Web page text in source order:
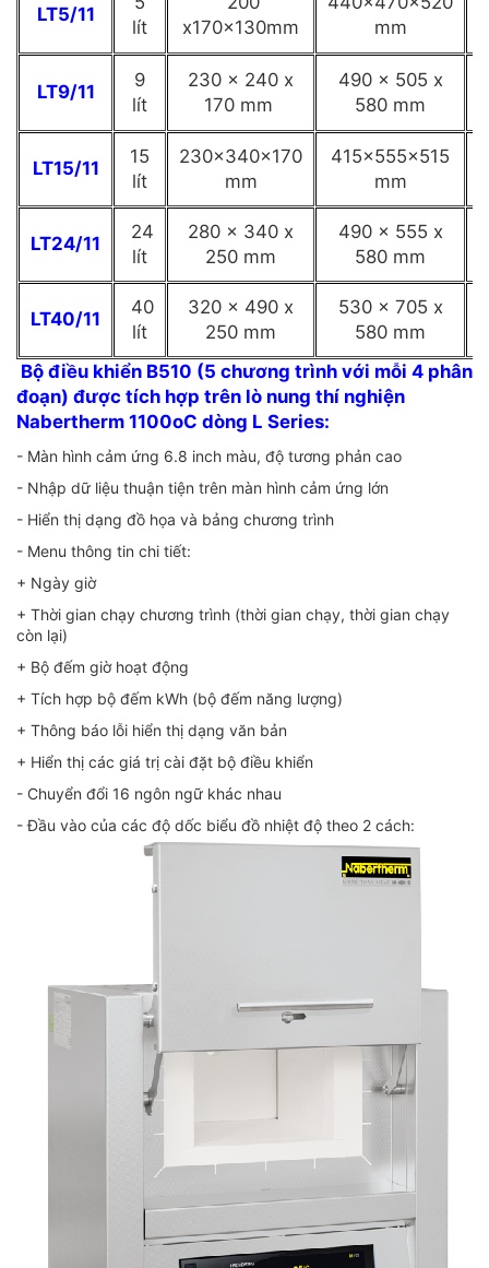
LT5/11
lít
x170x130mm
mm
LT9/11
9
lít
230 x 240 x
170 mm
490 x 505 x
580 mm
LT15/11
15
lít
230x340x170
mm
415x555x515
mm
LT24/11
24
lít
280 x 340 x
250 mm
490 x 555 x
580 mm
LT40/11
40
lít
320 x 490 x
250 mm
530 x 705 x
580 mm
Bộ điều khiển B510 (5 chương trình với mỗi 4 phân
đoạn) được tích hợp trên lò nung thí nghiện
Nabertherm 1100oC dòng L Series:
- Màn hình cảm ứng 6.8 inch màu, độ tương phản cao
- Nhập dữ liệu thuận tiện trên màn hình cảm ứng lớn
- Hiển thị dạng đồ họa và bảng chương trình
- Menu thông tin chi tiết:
+ Ngày giờ
+ Thời gian chạy chương trình (thời gian chạy, thời gian chạy
còn lại)
+ Bộ đếm giờ hoạt động
+ Tích hợp bộ đếm kWh (bộ đếm năng lượng)
+ Thông báo lỗi hiển thị dạng văn bản
+ Hiển thị các giá trị cài đặt bộ điều khiển
- Chuyển đổi 16 ngôn ngữ khác nhau
- Đầu vào của các độ dốc biểu đồ nhiệt độ theo 2 cách: